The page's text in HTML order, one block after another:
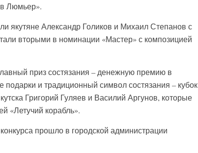
Люмьер».
якутяне Александр Голиков и Михаил Степанов с
вторыми в номинации «Мастер» с композицией
приз состязания – денежную премию в
и традиционный символ состязания – кубок
Григорий Гуляев и Василий Аргунов, которые
«Летучий корабль».
прошло в городской администрации